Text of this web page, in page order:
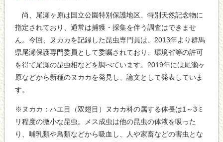
尚、尾瀬ヶ原は国立公園特別保護地区、特別天然記念物に
指定されており、通常は捕獲・採集を伴う調査はできませ
ん。今回、ヌカカを記録した昆虫専門員は、2013年より群馬
県尾瀬保護専門委員として委嘱されており、環境省等の許可
を得て尾瀬の昆虫相などを調べています。2019年には尾瀬ヶ
原などから新種のヌカカを発見し、論文として発表していま
す。
※ヌカカ：ハエ目（双翅目）ヌカカ科の属する体長は1～3ミ
リ程度の微小な昆虫。メス成虫は他の昆虫の体液を吸った
り、哺乳類や鳥類などから吸血し、人や家畜などの害虫とな